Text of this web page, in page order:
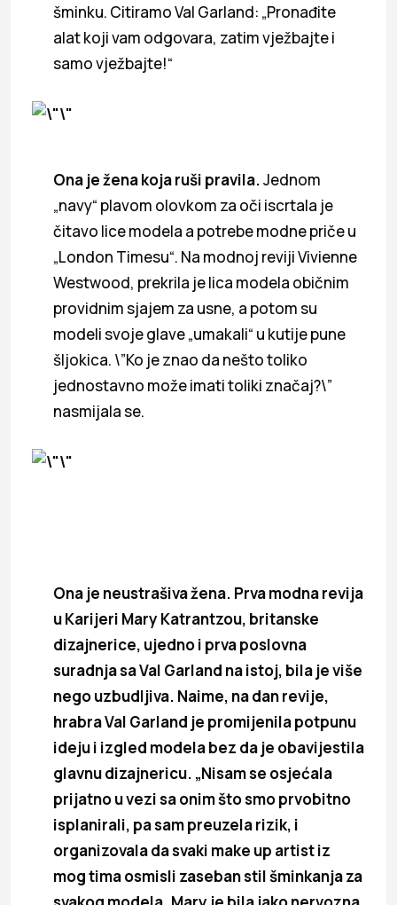
šminku. Citiramo Val Garland: „Pronađite
alat koji vam odgovara, zatim vježbajte i
samo vježbajte!“
Ona je žena koja ruši pravila.Jednom
„navy“ plavom olovkom za oči iscrtala je
čitavo lice modela a potrebe modne priče u
„London Timesu“. Na modnoj reviji Vivienne
Westwood, prekrila je lica modela običnim
providnim sjajem za usne, a potom su
modeli svoje glave „umakali“ u kutije pune
šljokica. \”Ko je znao da nešto toliko
jednostavno može imati toliki značaj?\”
nasmijala se.
Ona je neustrašiva žena. Prva modna revija
u Karijeri Mary Katrantzou, britanske
dizajnerice, ujedno i prva poslovna
suradnja sa Val Garland na istoj, bila je više
nego uzbudljiva. Naime, na dan revije,
hrabra Val Garland je promijenila potpunu
ideju i izgled modela bez da je obavijestila
glavnu dizajnericu. „Nisam se osjećala
prijatno u vezi sa onim što smo prvobitno
isplanirali, pa sam preuzela rizik, i
organizovala da svaki make up artist iz
mog tima osmisli zaseban stil šminkanja za